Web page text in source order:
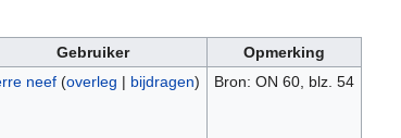
Gebruiker
Opmerking
neef (overleg | bijdragen) Bron: ON 60, blz. 54